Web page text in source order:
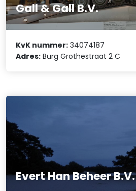
Gall & Gall B.V.
KvK nummer: 34074187
Adres: Burg Grothestraat 2 C
Evert Han Beheer B.V.